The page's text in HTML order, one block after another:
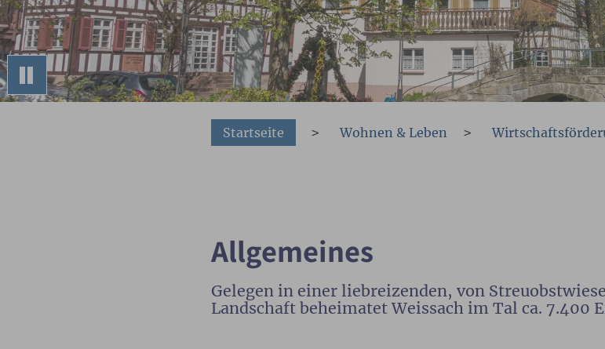
Startseite Wohnen & Leben
Allgemeines
Gelegen in einer liebreizenden, von
Landschaft beheimatet Weissach im Tal ca. 7.400